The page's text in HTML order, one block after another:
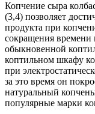
Копчение сыра
(3,4) позволяет
продукта при
сокращения времени
обыкновенной
коптильном шкафу
при
за это время он
натуральный
популярные марки